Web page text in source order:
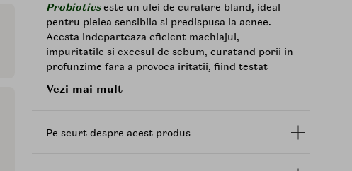
Probioticseste un ulei de curatare bland, ideal
pentru pielea sensibila si predispusa la acnee.
Acesta indeparteaza eficient machiajul,
impuritatile si excesul de sebum, curatand porii in
profunzime fara a provoca iritatii, fiind testat
ingrediente cunoscute pentru proprietatile lor
Vezi mai mult
Pe scurt despre acest produs